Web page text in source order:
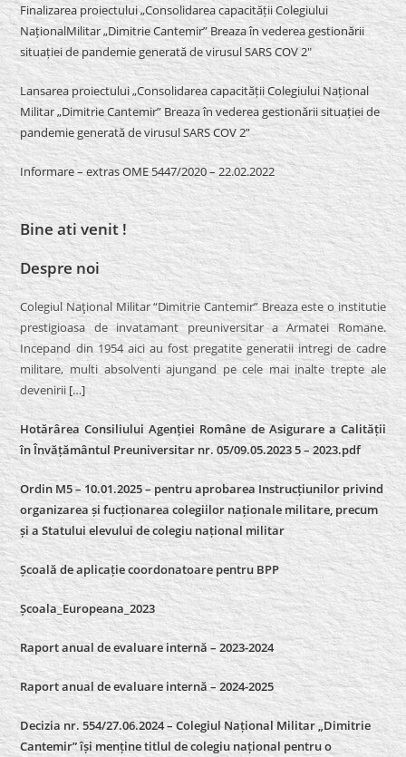
Finalizarea proiectului „Consolidarea capacității Colegiului
NaționalMilitar „Dimitrie Cantemir” Breaza în vederea gestionării
situației de pandemie generată de virusul SARS COV 2″
Lansarea proiectului „Consolidarea capacității Colegiului Național
Militar „Dimitrie Cantemir” Breaza în vederea gestionării situației de
pandemie generată de virusul SARS COV 2”
Informare – extras OME 5447/2020 – 22.02.2022
Bine ati venit !
Despre noi
Colegiul Naţional Militar “Dimitrie Cantemir” Breaza este o institutie
prestigioasa de invatamant preuniversitar a Armatei Romane.
Incepand din 1954 aici au fost pregatite generatii intregi de cadre
militare, multi absolventi ajungand pe cele mai inalte trepte ale
devenirii […]
Hotărârea Consiliului Agenției Române de Asigurare a Calității
în Învățământul Preuniversitar nr. 05/09.05.2023 5 – 2023.pdf
Ordin M5 – 10.01.2025 – pentru aprobarea Instrucțiunilor privind
organizarea și fucționarea colegiilor naționale militare, precum
și a Statului elevului de colegiu național militar
Școală de aplicație coordonatoare pentru BPP
Școala_Europeana_2023
Raport anual de evaluare internă – 2023-2024
Raport anual de evaluare internă –2024-2025
Decizia nr. 554/27.06.2024 – Colegiul Național Militar „Dimitrie
Cantemir” își menține titlul de colegiu național pentru o